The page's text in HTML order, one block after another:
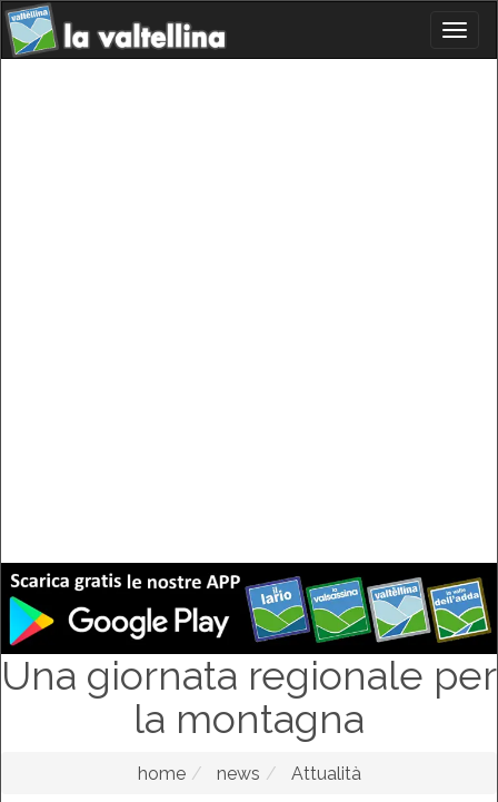
Una giornata regionale per
la montagna
home news Attualità